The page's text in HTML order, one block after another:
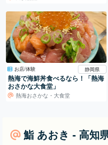
お店/体験 静岡県
熱海で海鮮丼食べるなら！「熱海
おさかな大食堂」
熱海おさかな・大食堂
鮨 あおき - 高知